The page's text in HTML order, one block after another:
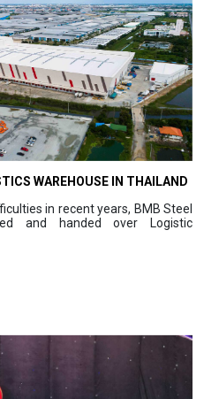
WAREHOUSE IN THAILAND
in recent years, BMB Steel
and handed over Logistic